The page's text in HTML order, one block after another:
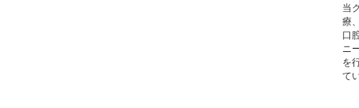
当
療
口
ニ
を
て